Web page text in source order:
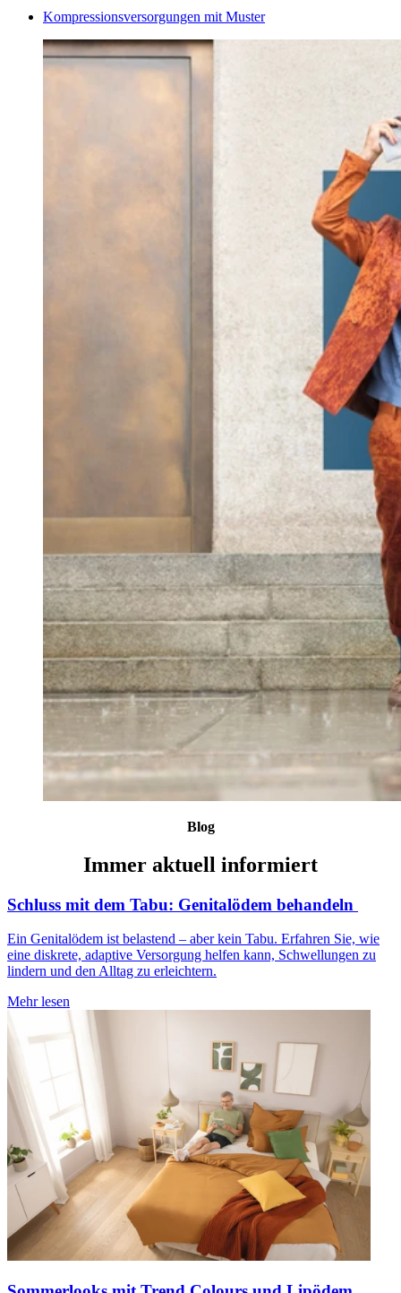
Kompressionsversorgungen mit Muster
Blog
Immer aktuell informiert
Schluss mit dem Tabu: Genitalödem behandeln
Ein Genitalödem ist belastend – aber kein Tabu. Erfahren Sie, wie
eine diskrete, adaptive Versorgung helfen kann, Schwellungen zu
lindern und den Alltag zu erleichtern.
Mehr lesen